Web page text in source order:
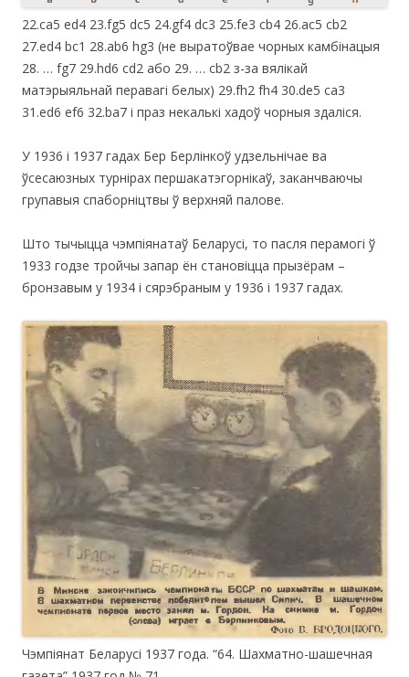
22.ca5 ed4 23.fg5 dc5 24.gf4 dc3 25.fe3 cb4 26.ac5 cb2
27.ed4 bc1 28.ab6 hg3 (не выратоўвае чорных камбінацыя
28. … fg7 29.hd6 cd2 або 29. … cb2 з-за вялікай
матэрыяльнай перавагі белых) 29.fh2 fh4 30.de5 ca3
31.ed6 ef6 32.ba7 і праз некалькі хадоў чорныя здаліся.
У 1936 і 1937 гадах Бер Берлінкоў удзельнічае ва
ўсесаюзных турнірах першакатэгорнікаў, заканчваючы
групавыя спаборніцтвы ў верхняй палове.
Што тычыцца чэмпіянатаў Беларусі, то пасля перамогі ў
1933 годзе тройчы запар ён становіцца прызёрам –
бронзавым у 1934 і сярэбраным у 1936 і 1937 гадах.
Чэмпіянат Беларусі 1937 года. “64. Шахматно-шашечная